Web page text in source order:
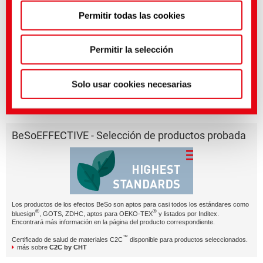
Puedes hacer ajustes más precisos aquí o en nuestra
política de privacidad.(Impresión)
Permitir todas las cookies
Permitir la selección
Solo usar cookies necesarias
Alargar la vida de la ropa reduce el consumo de recursos y, por tanto,
también el impacto medioambiental
BeSoBRIGHT – just one of our smart effects with
BeSoEFFECTIVE - Selección de productos probada
Los productos de los efectos BeSo son aptos para casi todos los estándares como
bluesign® , GOTS, ZDHC, aptos para OEKO-TEX® y listados por Inditex.
Encontrará más información en la página del producto correspondiente.
Certificado de salud de materiales C2C™ disponible para productos seleccionados.
más sobre C2C by CHT